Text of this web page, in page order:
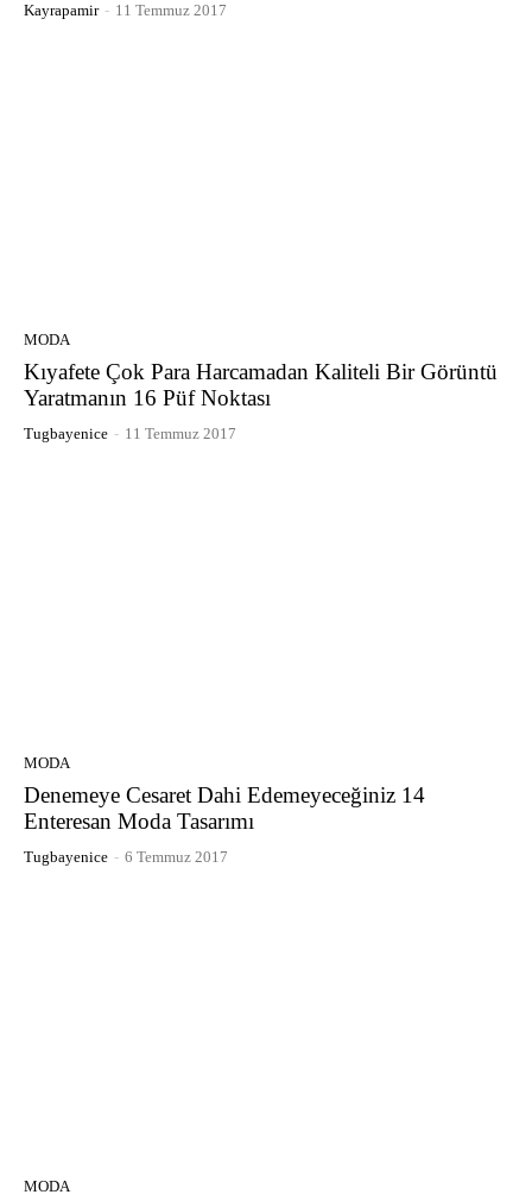
Kayrapamir - 11 Temmuz 2017
MODA
Kıyafete Çok Para Harcamadan Kaliteli Bir Görüntü
Yaratmanın 16 Püf Noktası
Tugbayenice - 11 Temmuz 2017
MODA
Denemeye Cesaret Dahi Edemeyeceğiniz 14
Enteresan Moda Tasarımı
Tugbayenice - 6 Temmuz 2017
MODA